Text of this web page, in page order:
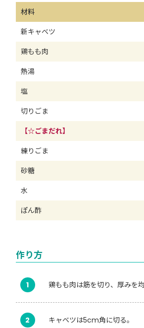
材料
新キャベツ
鶏もも肉
熱湯
塩
切りごま
【☆ごまだれ】
練りごま
砂糖
水
ぽん酢
作り方
1 鶏もも肉は筋を切り、厚みを
2 キャベツは5cm角に切る。